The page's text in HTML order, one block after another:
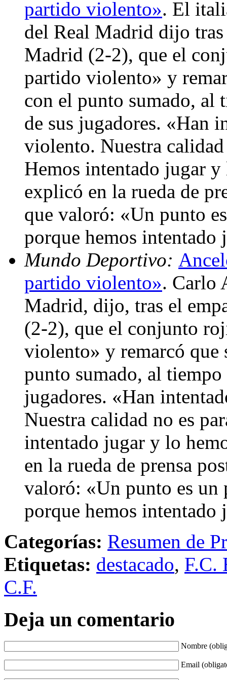
partido violento». El
del Real Madrid dijo
Madrid (2-2), que el
partido violento» y
con el punto sumado, al
de sus jugadores. «Han
violento. Nuestra
Hemos intentado jugar
explicó en la rueda de
que valoró: «Un punto
porque hemos
Mundo Deportivo:
partido violento». Carlo
Madrid, dijo, tras el
(2-2), que el conjunto
violento» y remarcó que
punto sumado, al tiempo
jugadores. «Han
Nuestra calidad no es
intentado jugar y lo
en la rueda de prensa
valoró: «Un punto es
porque hemos
Categorías: Resumen de
Etiquetas: destacado, F.C.
C.F.
Deja un comentario
Nombre
Email